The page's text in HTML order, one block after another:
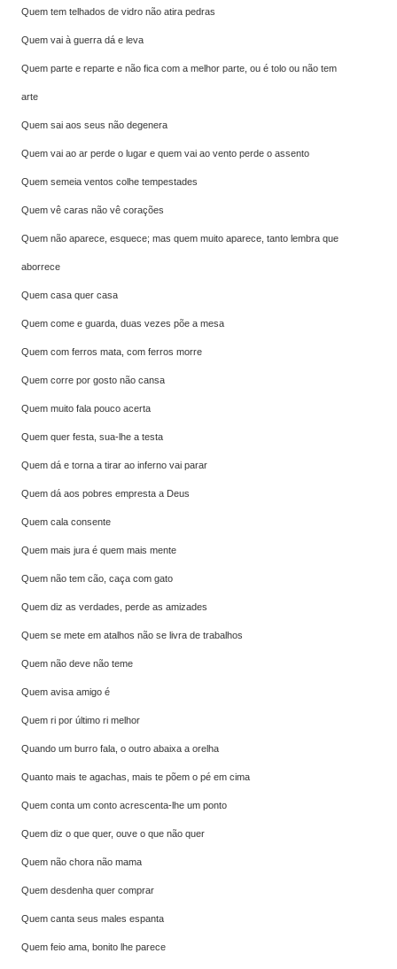
Quem tem telhados de vidro não atira pedras
Quem vai à guerra dá e leva
Quem parte e reparte e não fica com a melhor parte, ou é tolo ou não tem
arte
Quem sai aos seus não degenera
Quem vai ao ar perde o lugar e quem vai ao vento perde o assento
Quem semeia ventos colhe tempestades
Quem vê caras não vê corações
Quem não aparece, esquece; mas quem muito aparece, tanto lembra que
aborrece
Quem casa quer casa
Quem come e guarda, duas vezes põe a mesa
Quem com ferros mata, com ferros morre
Quem corre por gosto não cansa
Quem muito fala pouco acerta
Quem quer festa, sua-lhe a testa
Quem dá e torna a tirar ao inferno vai parar
Quem dá aos pobres empresta a Deus
Quem cala consente
Quem mais jura é quem mais mente
Quem não tem cão, caça com gato
Quem diz as verdades, perde as amizades
Quem se mete em atalhos não se livra de trabalhos
Quem não deve não teme
Quem avisa amigo é
Quem ri por último ri melhor
Quando um burro fala, o outro abaixa a orelha
Quanto mais te agachas, mais te põem o pé em cima
Quem conta um conto acrescenta-lhe um ponto
Quem diz o que quer, ouve o que não quer
Quem não chora não mama
Quem desdenha quer comprar
Quem canta seus males espanta
Quem feio ama, bonito lhe parece